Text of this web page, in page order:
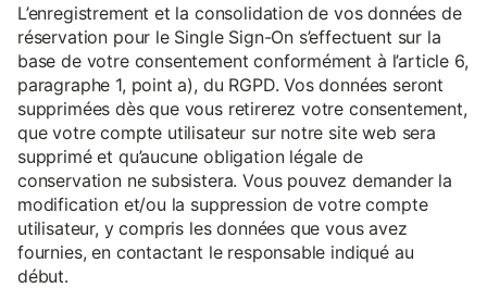
L’enregistrement et la consolidation de vos données de
réservation pour le Single Sign-On s’effectuent sur la
base de votre consentement conformément à l’article 6,
paragraphe 1, point a), du RGPD. Vos données seront
supprimées dès que vous retirerez votre consentement,
que votre compte utilisateur sur notre site web sera
supprimé et qu’aucune obligation légale de
conservation ne subsistera. Vous pouvez demander la
modification et/ou la suppression de votre compte
utilisateur, y compris les données que vous avez
fournies, en contactant le responsable indiqué au
début.